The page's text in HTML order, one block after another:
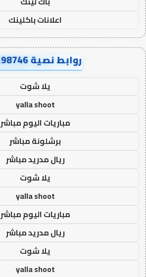
اعلانات باكلينك
روابط نصية AA98746
يلا شوت
yalla shoot
مباريات اليوم مباشر
برشلونة مباشر
ريال مدريد مباشر
يلا شوت
yalla shoot
مباريات اليوم مباشر
ريال مدريد مباشر
يلا شوت
yalla shoot